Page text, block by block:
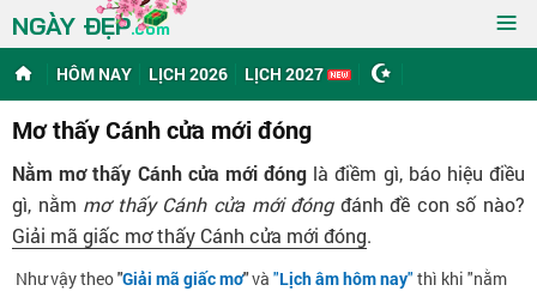
NGÀY ĐẸP.com ≡
HÔM NAY LỊCH 2026 LỊCH 2027
Mơ thấy Cánh cửa mới đóng
Nằm mơ thấy Cánh cửa mới đóng là điềm gì, báo hiệu điều
gì, nằm mơ thấy Cánh cửa mới đóngđánh đề con số nào?
Giải mã giấc mơ thấy Cánh cửa mới đóng.
Như vậy theo"Giải mã giấc mơ"và "Lịch âm hôm nay" thì khi "nằm